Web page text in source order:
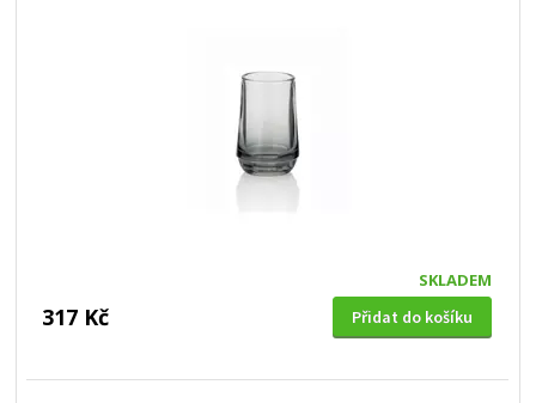
SKLADEM
317 Kč Přidat do košíku